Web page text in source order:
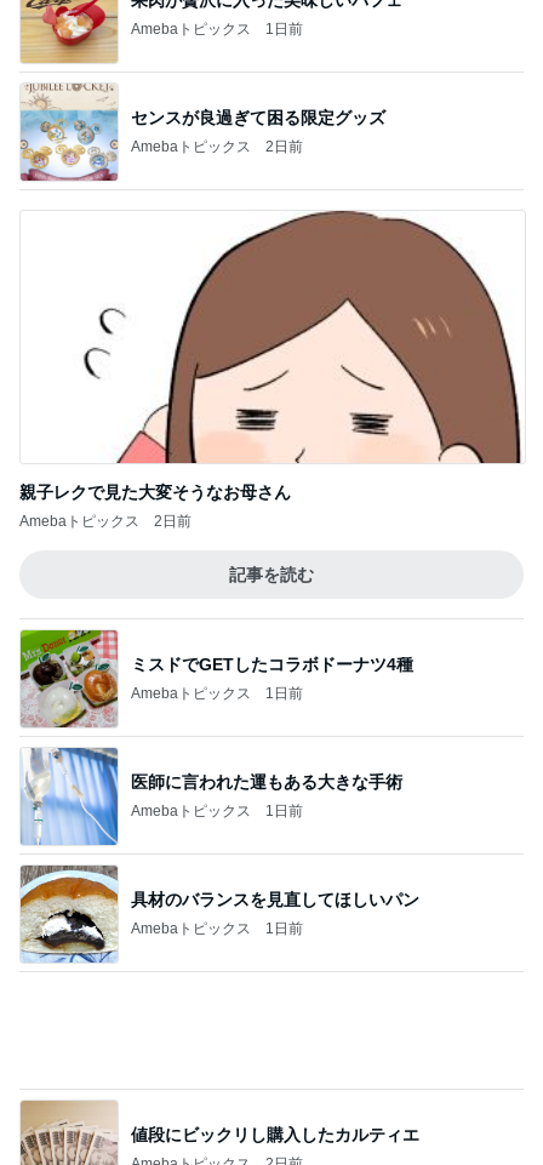
親子レクで見た大変そうなお母さん
記事を読む
ミスドでGETしたコラボドーナツ4種
Amebaトピックス 1日前
Amebaトピックス 1日前
具材のバランスを見直してほしいパン
Amebaトピックス 1日前
値段にビックリし購入したカルティエ
Amebaトピックス 2日前